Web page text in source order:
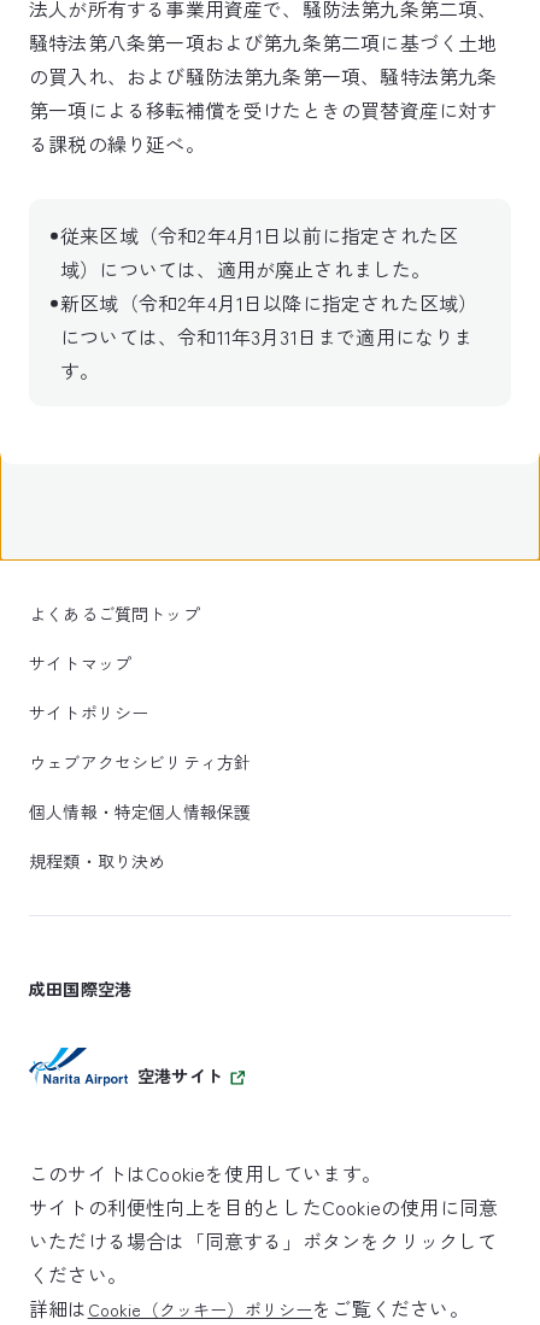
法人が所有する事業用資産で、騒防法第九条第二項、
騒特法第八条第一項および第九条第二項に基づく土地
の買入れ、および騒防法第九条第一項、騒特法第九条
第一項による移転補償を受けたときの買替資産に対す
る課税の繰り延べ。
従来区域（令和2年4月1日以前に指定された区
域）については、適用が廃止されました。
新区域（令和2年4月1日以降に指定された区域）
については、令和11年3月31日まで適用になりま
す。
よくあるご質問トップ
サイトマップ
サイトポリシー
ウェブアクセシビリティ方針
個人情報・特定個人情報保護
規程類・取り決め
成田国際空港
空港サイト
SKYTRAX
5スターエアポート
このサイトはCookieを使用しています。
サイトの利便性向上を目的としたCookieの使用に同意
いただける場合は「同意する」ボタンをクリックして
ください。
詳細は Cookie（クッキー）ポリシーをご覧ください。